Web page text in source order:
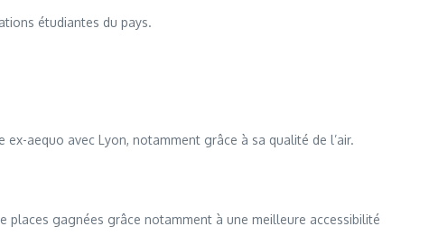
étudiantes du pays.
aequo avec Lyon, notamment grâce à sa qualité de l’air.
places gagnées grâce notamment à une meilleure accessibilité